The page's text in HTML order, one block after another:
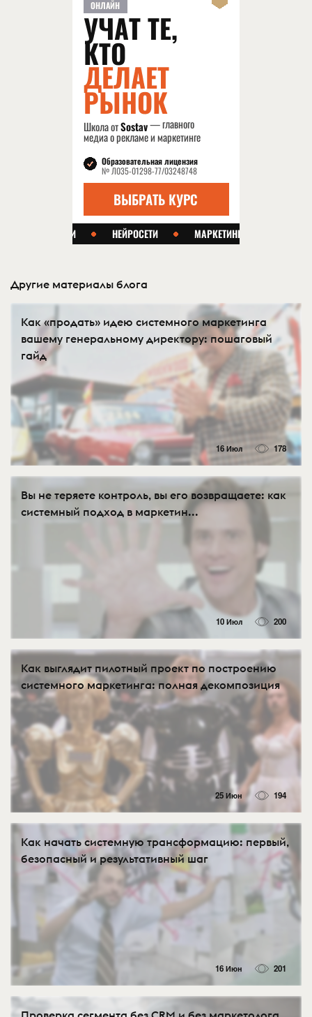
Другие материалы блога
Как «продать» идею системного маркетинга
вашему генеральному директору: пошаговый
гайд
16 Июл 178
Вы не теряете контроль, вы его возвращаете: как
системный подход в маркетин...
10 Июл 200
Как выглядит пилотный проект по построению
системного маркетинга: полная декомпозиция
25 Июн 194
Как начать системную трансформацию: первый,
безопасный и результативный шаг
16 Июн 201